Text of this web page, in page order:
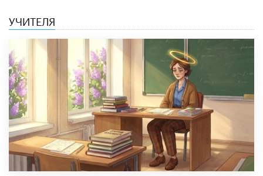
УЧИТЕЛЯ